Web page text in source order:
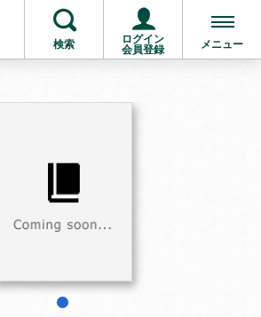
検索
ログイン
会員登録
メニュー